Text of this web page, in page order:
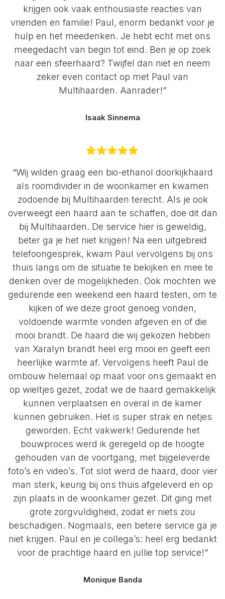
krijgen ook vaak enthousiaste reacties van
vrienden en familie! Paul, enorm bedankt voor je
hulp en het meedenken. Je hebt echt met ons
meegedacht van begin tot eind. Ben je op zoek
naar een sfeerhaard? Twijfel dan niet en neem
zeker even contact op met Paul van
Multihaarden. Aanrader!”
Isaak Sinnema
“Wij wilden graag een bio-ethanol doorkijkhaard
als roomdivider in de woonkamer en kwamen
zodoende bij Multihaarden terecht. Als je ook
overweegt een haard aan te schaffen, doe dit dan
bij Multihaarden. De service hier is geweldig,
beter ga je het niet krijgen! Na een uitgebreid
telefoongesprek, kwam Paul vervolgens bij ons
thuis langs om de situatie te bekijken en mee te
denken over de mogelijkheden. Ook mochten we
gedurende een weekend een haard testen, om te
kijken of we deze groot genoeg vonden,
voldoende warmte vonden afgeven en of die
mooi brandt. De haard die wij gekozen hebben
van Xaralyn brandt heel erg mooi en geeft een
heerlijke warmte af. Vervolgens heeft Paul de
ombouw helemaal op maat voor ons gemaakt en
op wieltjes gezet, zodat we de haard gemakkelijk
kunnen verplaatsen en overal in de kamer
kunnen gebruiken. Het is super strak en netjes
geworden. Echt vakwerk! Gedurende het
bouwproces werd ik geregeld op de hoogte
gehouden van de voortgang, met bijgeleverde
foto’s en video’s. Tot slot werd de haard, door vier
man sterk, keurig bij ons thuis afgeleverd en op
zijn plaats in de woonkamer gezet. Dit ging met
grote zorgvuldigheid, zodat er niets zou
beschadigen. Nogmaals, een betere service ga je
niet krijgen. Paul en je collega’s: heel erg bedankt
voor de prachtige haard en jullie top service!”
Monique Banda